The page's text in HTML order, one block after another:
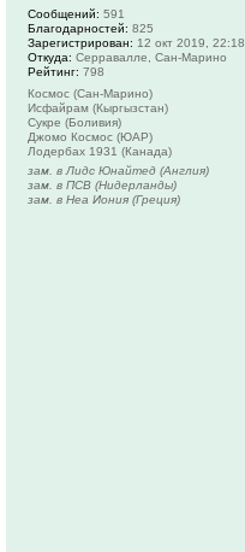
Сообщений: 591
Благодарностей: 825
Зарегистрирован: 12 окт 2019, 22:18
Откуда: Серравалле, Сан-Марино
Рейтинг: 798
Космос (Сан-Марино)
Исфайрам (Кыргызстан)
Сукре (Боливия)
Джомо Космос (ЮАР)
Лодербах 1931 (Канада)
зам. в Лидс Юнайтед (Англия)
зам. в ПСВ (Нидерланды)
зам. в Неа Иония (Греция)